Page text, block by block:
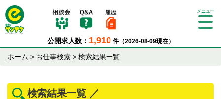
公開求人数： 1,910 件（2026-08-09現在）
Tog
ホーム > お仕事検索 > 検索結果一覧
検索結果一覧 ／